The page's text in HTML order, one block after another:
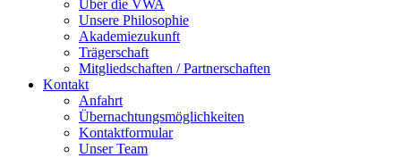
Über die VWA
Unsere Philosophie
Akademiezukunft
Trägerschaft
Mitgliedschaften / Partnerschaften
Kontakt
Anfahrt
Übernachtungsmöglichkeiten
Kontaktformular
Unser Team